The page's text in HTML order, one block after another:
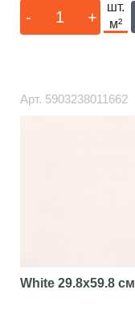
- +
шт.
м²
Арт. 5903238011662
White 29.8x59.8 см